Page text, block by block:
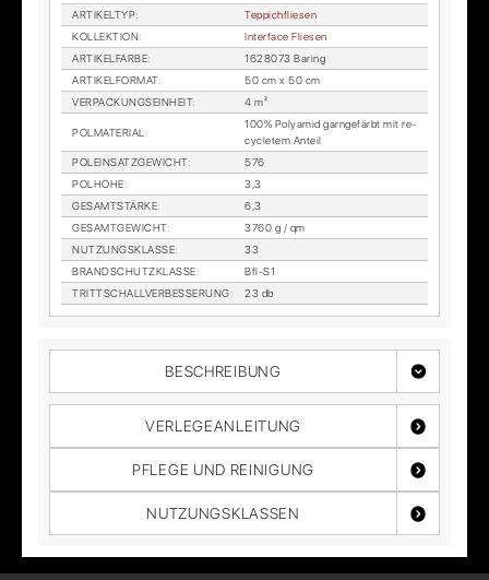
AR­TI­KEL­TYP:
Tep­pich­flie­sen
KOL­LEK­TI­ON:
In­ter­face Flie­sen
AR­TI­KEL­FAR­BE:
1628073 Ba­ring
AR­TI­KEL­FOR­MAT:
50 cm x 50 cm
VER­PA­CKUNGS­EIN­HEIT: 4 m²
POL­MA­TE­RI­AL :
100% Po­ly­amid garn­ge­färbt mit re­
cy­cle­tem An­teil
POL­EIN­SATZ­GE­WICHT:
576
POL­HÖ­HE:
3,3
GE­SAMT­STÄR­KE:
6,3
GE­SAMT­GE­WICHT:
3760 g / qm
NUT­ZUNGS­KLAS­SE:
33
BRAND­SCHUTZ­KLAS­SE:
Bfl-S1
TRITT­SCHALL­VER­BES­SE­RUNG: 23 db
BESCHREIBUNG
VERLEGEANLEITUNG
PFLEGE UND REINIGUNG
NUTZUNGSKLASSEN